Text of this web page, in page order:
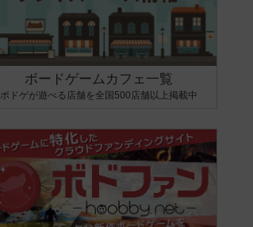
ボードゲームカフェ一覧
ボドゲが遊べる店舗を全国500店舗以上掲載中